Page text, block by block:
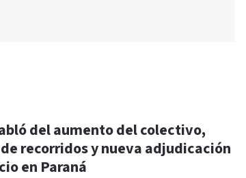
del aumento del colectivo,
recorridos y nueva adjudicación
en Paraná